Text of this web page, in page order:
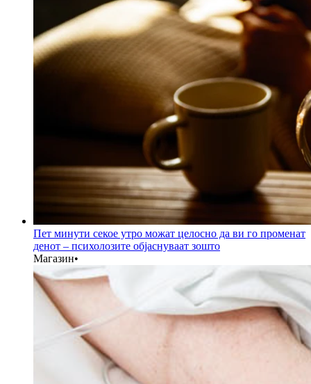
Пет минути секое утро можат целосно да ви го променат
денот – психолозите објаснуваат зошто
Магазин•